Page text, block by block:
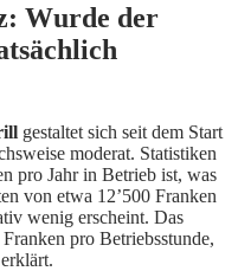
Wurde der
gestaltet sich seit dem Start
moderat. Statistiken
pro Jahr in Betrieb ist, was
von etwa 12’500 Franken
wenig erscheint. Das
pro Betriebsstunde,